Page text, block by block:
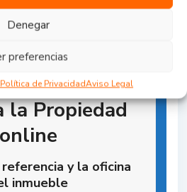
Denegar
preferencias
Política de PrivacidadAviso Legal
la Propiedad
online
y la oficina
inmueble